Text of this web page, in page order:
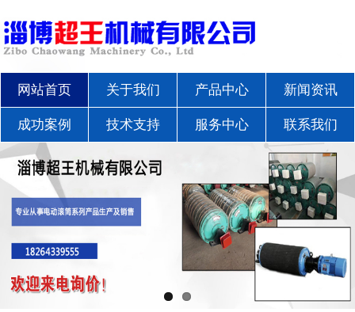
网站首页 关于我们 产品中心 新闻资讯
成功案例 技术支持 服务中心 联系我们